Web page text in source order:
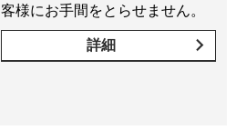
客様にお手間をとらせません。
詳細